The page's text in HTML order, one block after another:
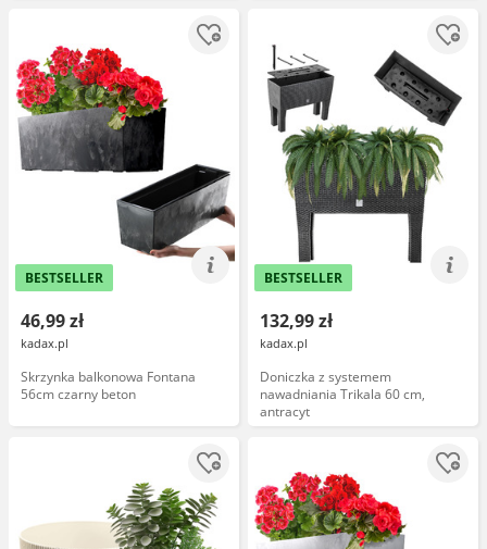
BESTSELLER
46,99 zł
kadax.pl
Skrzynka balkonowa Fontana
56cm czarny beton
BESTSELLER
132,99 zł
kadax.pl
Doniczka z systemem
nawadniania Trikala 60 cm,
antracyt